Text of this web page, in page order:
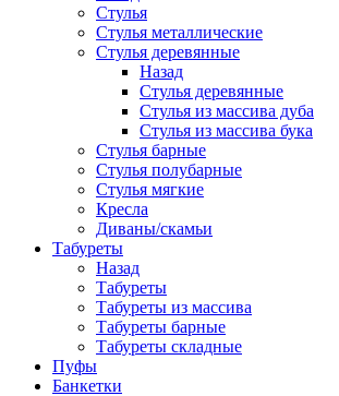
Стулья
Стулья металлические
Стулья деревянные
Назад
Стулья деревянные
Стулья из массива дуба
Стулья из массива бука
Стулья барные
Стулья полубарные
Стулья мягкие
Кресла
Диваны/скамьи
Табуреты
Назад
Табуреты
Табуреты из массива
Табуреты барные
Табуреты складные
Пуфы
Банкетки